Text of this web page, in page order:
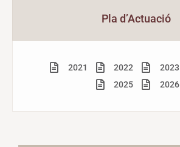
Pla d’Actuació
2021 2022 2023
2025
2026